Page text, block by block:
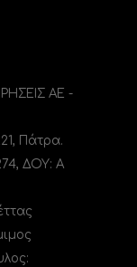
ΑΕ -
Πάτρα.
ΔΟΥ: A